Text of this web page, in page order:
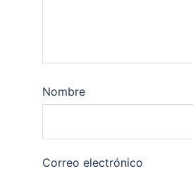
Nombre
Correo electrónico